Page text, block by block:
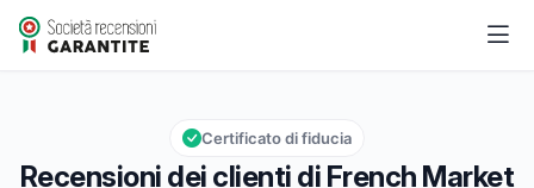
French Market
Valutazione globale: 9,6 su 10
9,6/10
Recensioni dei clienti di French Market
Certificato di fiducia